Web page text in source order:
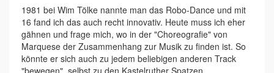
1981 bei Wim Tölke nannte man das Robo-Dance und mit
16 fand ich das auch recht innovativ. Heute muss ich eher
gähnen und frage mich, wo in der "Choreografie" von
Marquese der Zusammenhang zur Musik zu finden ist. So
könnte er sich auch zu jedem beliebigen anderen Track